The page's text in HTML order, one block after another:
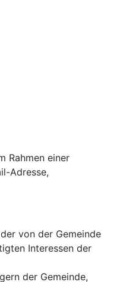
Rahmen einer
Adresse,
von der Gemeinde
Interessen der
der Gemeinde,